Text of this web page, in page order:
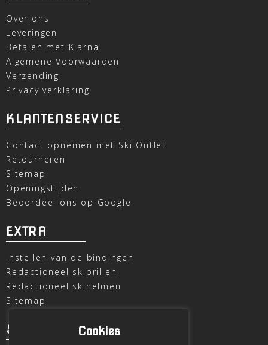
Over ons
Leveringen
Betalen met Klarna
Algemene Voorwaarden
Verzending
Privacy verklaring
KLANTENSERVICE
Contact opnemen met Ski Outlet
Retourneren
Sitemap
Openingstijden
Beoordeel ons op Google
EXTRA
Instellen van de bindingen
Redactioneel skibrillen
Redactioneel skihelmen
Sitemap
SKI OUTLETCookies